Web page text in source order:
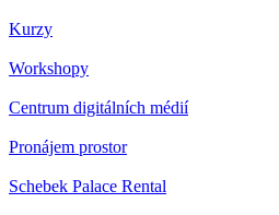
Kurzy
Workshopy
Centrum digitálních médií
Pronájem prostor
Schebek Palace Rental